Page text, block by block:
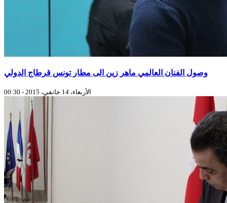
وصول الفنان العالمي ماهر زين الى مطار تونس قرطاج الدولي
الأربعاء، 14 جانفي، 2015 - 00:30